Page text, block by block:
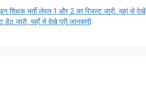
भर्ती लेवल 1 और 2 का रिजल्ट जारी, यहां से देखें
जारी, यहाँ से देखे पूरी जानकारी